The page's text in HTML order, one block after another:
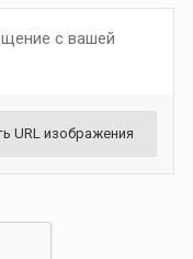
с вашей
URL изображения